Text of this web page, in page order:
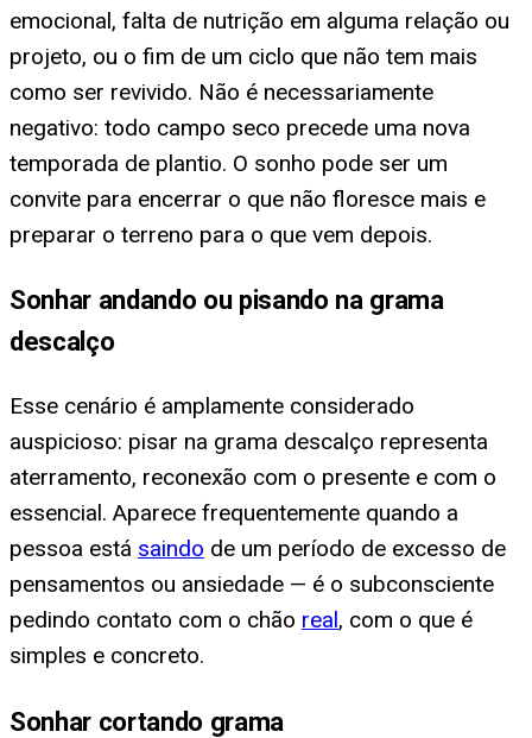
emocional, falta de nutrição em alguma relação ou
projeto, ou o fim de um ciclo que não tem mais
como ser revivido. Não é necessariamente
negativo: todo campo seco precede uma nova
temporada de plantio. O sonho pode ser um
convite para encerrar o que não floresce mais e
preparar o terreno para o que vem depois.
Sonhar andando ou pisando na grama
descalço
Esse cenário é amplamente considerado
auspicioso: pisar na grama descalço representa
aterramento, reconexão com o presente e com o
essencial. Aparece frequentemente quando a
pessoa está saindo de um período de excesso de
pensamentos ou ansiedade — é o subconsciente
pedindo contato com o chão real, com o que é
simples e concreto.
Sonhar cortando grama